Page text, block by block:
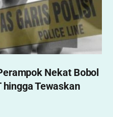
Nekat Bobol
hingga Tewaskan